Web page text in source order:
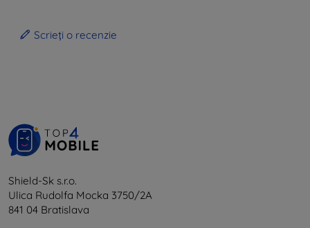
Scrieți o recenzie
Shield-Sk s.r.o.
Ulica Rudolfa Mocka 3750/2A
841 04 Bratislava